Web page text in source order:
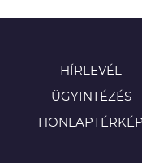
HÍRLEVÉL
ÜGYINTÉZÉS
HONLAPTÉRKÉP